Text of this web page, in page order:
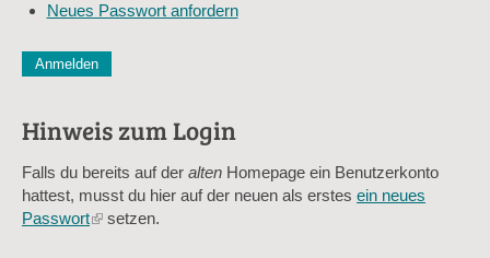
Neues Passwort anfordern
Diese Sicherheitsfrage überprüft, ob Sie ein menschlicher
Sag mir nicht, wie viele Sternlein stehen
Hinweis zum Login
Falls du bereits auf der alten Homepage ein Benutzerkonto
hattest, musst du hier auf der neuen als erstes ein neues
Passwort(linksetzen.